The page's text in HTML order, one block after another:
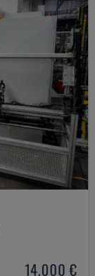
14.000 €